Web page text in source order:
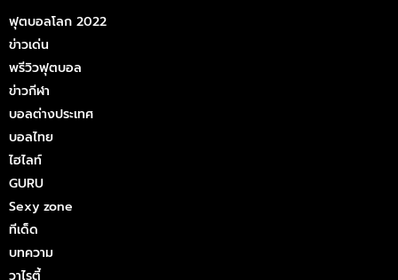
ฟุตบอลโลก 2022
ข่าวเด่น
พรีวิวฟุตบอล
ข่าวกีฬา
บอลต่างประเทศ
บอลไทย
ไฮไลท์
GURU
Sexy zone
ทีเด็ด
บทความ
วาไรตี้